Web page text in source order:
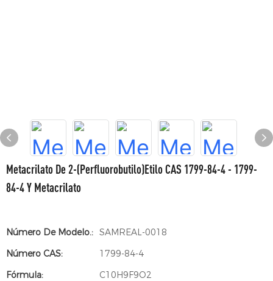
Metacrilato De 2-(perfluorobutilo)etilo CAS 1799-84-4 - 1799-
84-4 Y Metacrilato
Número De Modelo.: SAMREAL-0018
Número CAS:
1799-84-4
Fórmula:
C10H9F9O2